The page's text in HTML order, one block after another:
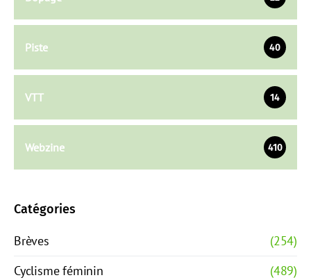
Piste 40
VTT 14
Webzine 410
Catégories
Brèves
(254)
Cyclisme féminin
(489)